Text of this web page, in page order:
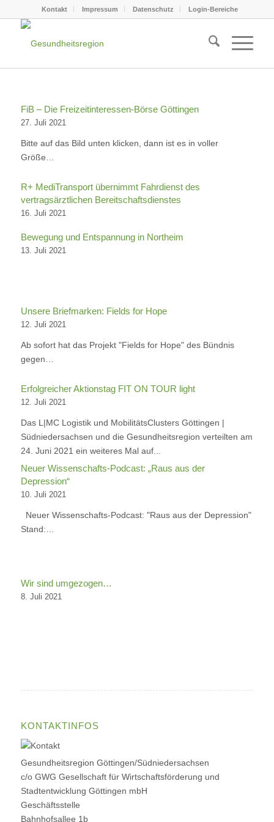
Kontakt Impressum Datenschutz Login-Bereiche
FiB – Die Freizeitinteressen-Börse Göttingen
27. Juli 2021
Bitte auf das Bild unten klicken, dann ist es in voller
Größe…
R+ MediTransport übernimmt Fahrdienst des
vertragsärztlichen Bereitschaftsdienstes
16. Juli 2021
Bewegung und Entspannung in Northeim
13. Juli 2021
Unsere Briefmarken: Fields for Hope
12. Juli 2021
Ab sofort hat das Projekt "Fields for Hope" des Bündnis
gegen…
Erfolgreicher Aktionstag FIT ON TOUR light
12. Juli 2021
Das L|MC Logistik und MobilitätsClusters Göttingen |
Südniedersachsen und die Gesundheitsregion verteilten am
24. Juni 2021 ein weiteres Mal auf...
Neuer Wissenschafts-Podcast: „Raus aus der
Depression“
10. Juli 2021
Neuer Wissenschafts-Podcast: "Raus aus der Depression"
Stand:…
Wir sind umgezogen…
8. Juli 2021
KONTAKTINFOS
Gesundheitsregion Göttingen/Südniedersachsen
c/o GWG Gesellschaft für Wirtschaftsförderung und
Stadtentwicklung Göttingen mbH
Geschäftsstelle
Bahnhofsallee 1b